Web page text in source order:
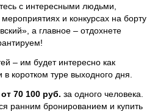
с интересными людьми,
и конкурсах на борту
а главное – отдохнете
– им будет интересно как
в коротком туре выходного дня.
от 70 100 руб. за одного человека.
ранним бронированием и купить